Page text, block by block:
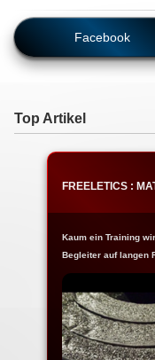
Facebook
Top Artikel
FREELETICS :
Kaum ein Training
Begleiter auf langen